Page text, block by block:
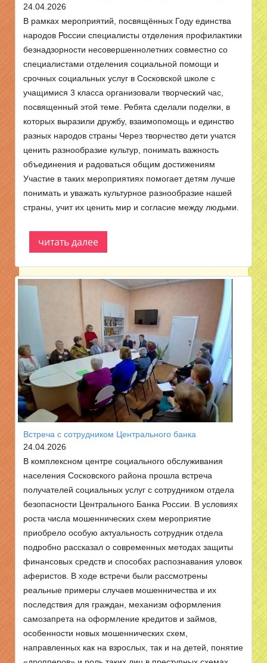
24.04.2026
В рамках мероприятий, посвящённых Году единства
народов России специалисты отделения профилактики
безнадзорности несовершеннолетних совместно со
специалистами отделения социальной помощи и
срочных социальных услуг в Сосковской школе с
учащимися 3 класса организовали творческий час,
посвященный этой теме. Ребята сделали поделки, в
которых выразили дружбу, взаимопомощь и единство
разных народов страны Через творчество дети учатся
ценить разнообразие культур, понимать важность
объединения и радоваться общим достижениям
Участие в таких мероприятиях помогает детям лучше
понимать и уважать культурное разнообразие нашей
страны, учит их ценить мир и согласие между людьми.
читать далее
Встреча с сотрудником Центрального банка
24.04.2026
В комплексном центре социального обслуживания
населения Сосковского района прошла встреча
получателей социальных услуг с сотрудником отдела
безопасности Центрального Банка России. В условиях
роста числа мошеннических схем мероприятие
приобрело особую актуальность сотрудник отдела
подробно рассказал о современных методах защиты
финансовых средств и способах распознавания уловок
аферистов. В ходе встречи были рассмотрены
реальные примеры случаев мошенничества и их
последствия для граждан, механизм оформления
самозапрета на оформление кредитов и займов,
особенности новых мошеннических схем,
направленных как на взрослых, так и на детей, понятие